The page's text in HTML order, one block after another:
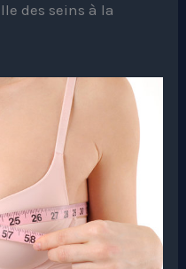
des seins à la